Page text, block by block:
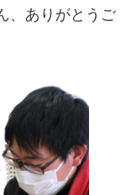
、ありがとうご